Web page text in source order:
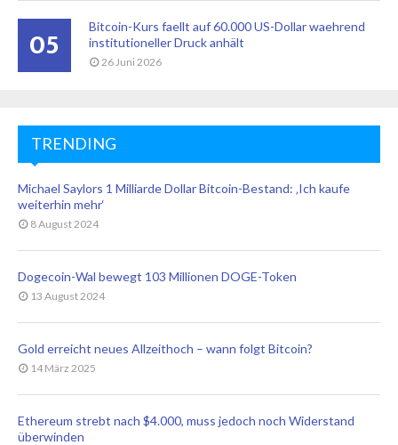
05
Bitcoin-Kurs faellt auf 60.000 US-Dollar waehrend
institutioneller Druck anhält
26 Juni 2026
TRENDING
Michael Saylors 1 Milliarde Dollar Bitcoin-Bestand: ‚Ich kaufe
weiterhin mehr‘
8 August 2024
Dogecoin-Wal bewegt 103 Millionen DOGE-Token
13 August 2024
Gold erreicht neues Allzeithoch – wann folgt Bitcoin?
14 März 2025
Ethereum strebt nach $4.000, muss jedoch noch Widerstand
überwinden